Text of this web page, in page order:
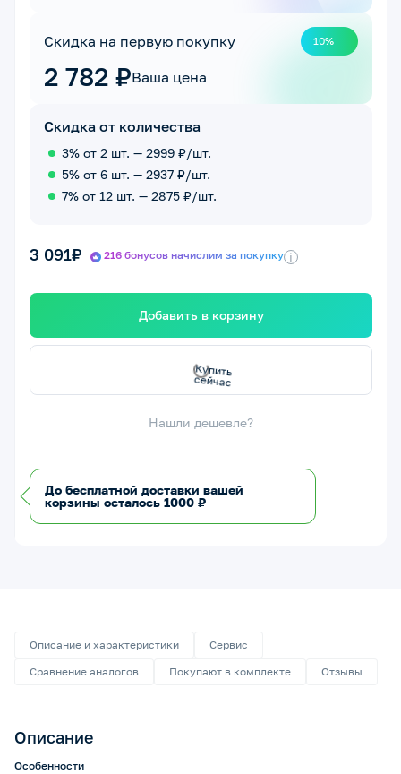
Скидка на первую покупку 10%
2 782 ₽Ваша цена
Скидка от количества
3% от 2 шт. — 2999 ₽/шт.
5% от 6 шт. — 2937 ₽/шт.
7% от 12 шт. — 2875 ₽/шт.
3 091₽ 216 бонусов начислим за покупку i
Добавить в корзину
К
у
п
и
т
ь
с
е
й
ч
а
с
Нашли дешевле?
До бесплатной доставки вашей
корзины осталось 1000 ₽
Описание и характеристики
Сервис
Сравнение аналогов
Покупают в комплекте Отзывы
Описание
Особенности